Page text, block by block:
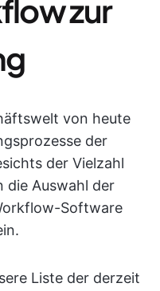
zur
von heute
der
der Vielzahl
die Auswahl der
Software
Liste der derzeit